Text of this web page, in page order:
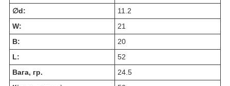
∅d:
11.2
W:
21
В:
20
L:
52
Вага, гр.
24.5